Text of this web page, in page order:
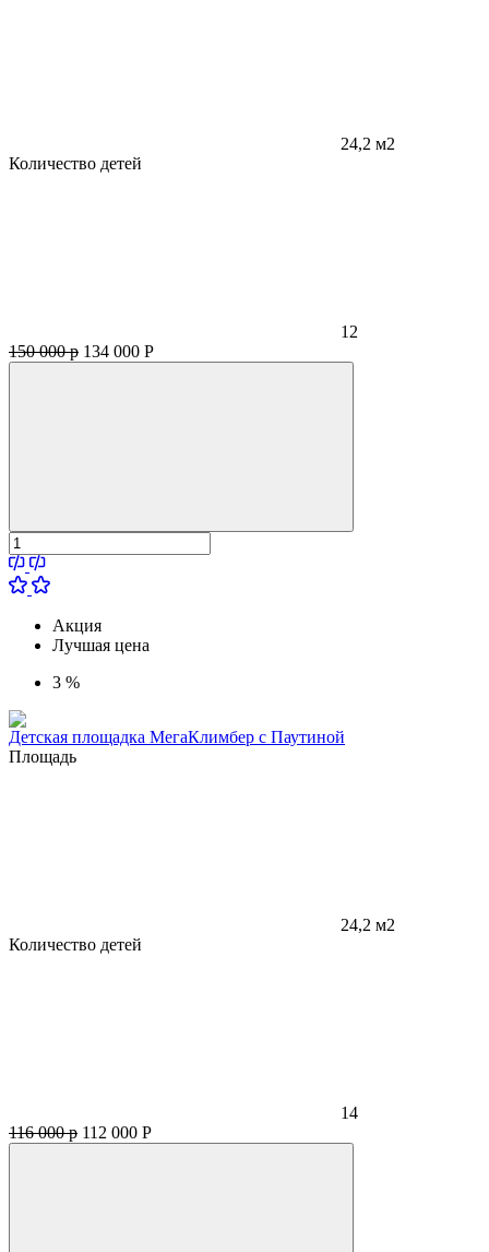
24,2 м2
Количество детей
12
150 000 р 134 000 Р
Акция
Лучшая цена
3 %
Детская площадка МегаКлимбер с Паутиной
Площадь
24,2 м2
Количество детей
14
116 000 р 112 000 Р